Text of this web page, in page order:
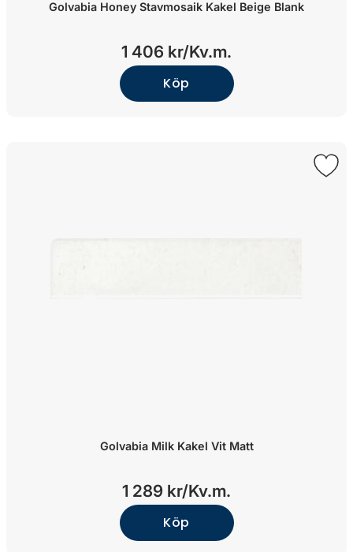
Golvabia Honey Stavmosaik Kakel Beige Blank
1 406 kr/Kv.m.
Köp
Golvabia Milk Kakel Vit Matt
1 289 kr/Kv.m.
Köp